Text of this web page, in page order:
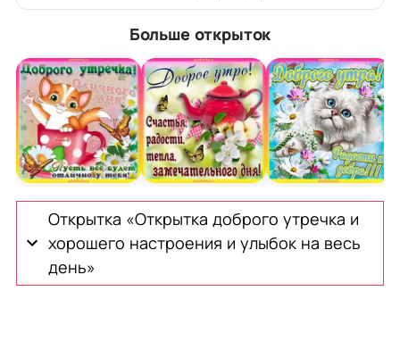
Больше открыток
Открытка «Открытка доброго утречка и
хорошего настроения и улыбок на весь
день»